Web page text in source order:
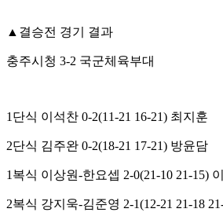
▲ 결승전 경기 결과
충주시청 3-2 국군체육부대
1단식 이석찬 0-2(11-21 16-21) 최지훈
2단식 김주완 0-2(18-21 17-21) 방윤담
1복식 이상원-한요셉 2-0(21-10 21-15)
2복식 강지욱-김준영 2-1(12-21 21-18